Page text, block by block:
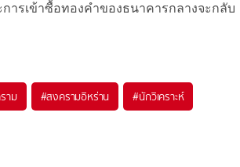
ารเข้าซื้อทองคำของธนาคารกลางจะกลับ
าม #สงครามอิหร่าน #นักวิเคราะห์